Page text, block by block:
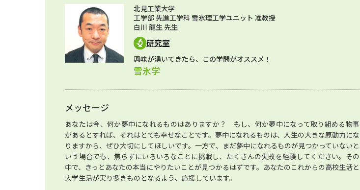
北見工業大学
工学部 先進工学科 雪氷理工学ユニット 准教授
白川 龍生 先生
研究室
興味が湧いてきたら、この学問がオススメ！
雪氷学
メッセージ
あなたは今、何か夢中になれるものはありますか？ もし、何か夢中になって取り組める物事
があるとすれば、それはとても幸せなことです。夢中になれるものは、人生の大きな原動力にな
りますから、ぜひ大切にしてほしいです。一方で、まだ夢中になれるものが見つかっていないと
いう場合でも、焦らずにいろいろなことに挑戦し、たくさんの失敗を経験してください。その
中で、きっとあなたの本当にやりたいことが見つかるはずです。あなたのこれからの高校生活と
大学生活が実り多きものとなるよう、応援しています。